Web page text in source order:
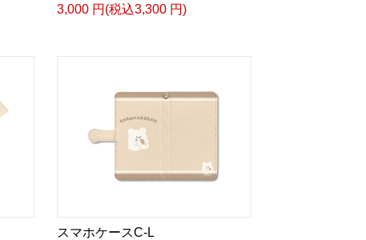
3,000 円(税込3,300 円)
スマホケースC-L